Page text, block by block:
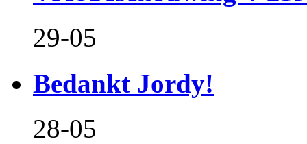
29-05
Bedankt Jordy!
28-05